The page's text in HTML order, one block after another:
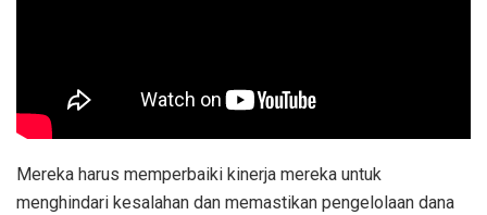
Mereka harus memperbaiki kinerja mereka untuk
menghindari kesalahan dan memastikan pengelolaan dana